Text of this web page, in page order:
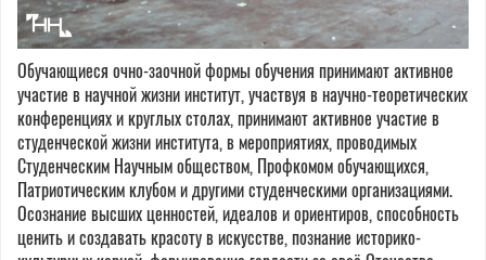
Обучающиеся очно-заочной формы обучения принимают активное
участие в научной жизни институт, участвуя в научно-теоретических
конференциях и круглых столах, принимают активное участие в
студенческой жизни института, в мероприятиях, проводимых
Студенческим Научным обществом, Профкомом обучающихся,
Патриотическим клубом и другими студенческими организациями.
Осознание высших ценностей, идеалов и ориентиров, способность
ценить и создавать красоту в искусстве, познание историко-